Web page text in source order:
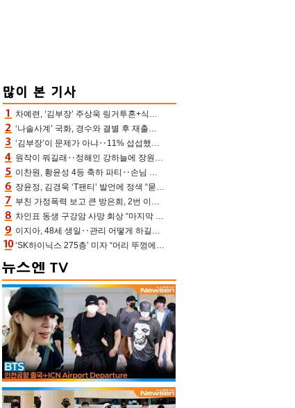
차예련, ‘김부장’ 주상욱 링거투혼+식스팩 비화 “옷 벗는데 아저씨는 안 된다고”(차장금)
‘나솔사계’ 국화, 경수와 결별 후 재출연…첫인상 3표 몰표
‘김부장’이 문제가 아냐‥11% 섭섭했던 ‘재벌X형사2’ 돈·빽 총동원해 컴백 [TV보고서]
원작이 뭐길래‥정해인 강하늘에 장원영까지 참여한 이 영화
이찬원, 황윤성 4등 축하 파티‥손님 모으려 블랙핑크 지수와 친한 척(편스토랑)[어제TV]
장윤정, 김경욱 ‘T팬티’ 발언에 정색 “묻지 않았는데, 그것도 성희롱”(장공장)
부친 가정폭력 보고 큰 방은희, 2번 이혼 후 잠수→母 고독사에 자책(특종세상)[어제TV]
차인표 동생 구강암 사망 회상 “마지막 순간 동생 손 잡아준 신애라, 두고두고 고마워” (신애라이프)
이지아, 48세 생일‥관리 어떻게 하길래 놀라운 동안 미모
‘SK하이닉스 275층’ 미자 “머리 뚜껑에서 사, 주식만 안 해도 돈 버는 것”